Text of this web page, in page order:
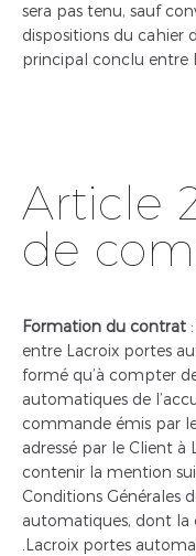
sera pas tenu, sauf
dispositions du cahier
principal conclu entre
Article
de
Formation du contrat
entre Lacroix portes
formé qu’à compter
automatiques de
commande émis par
adressé par le Client
contenir la mention
Conditions Générales
automatiques, dont la
.Lacroix portes